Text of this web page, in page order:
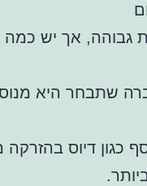
גבוהה, אך יש
שתבחר היא
כגון דיוס